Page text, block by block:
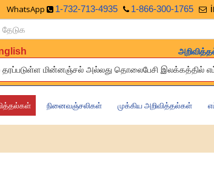
WhatsApp 1-732-713-4935 1-866-300-1765
மின்னஞ்சல் அல்லது தொலைபேசி இலக்கத்தில்
living around the world free of charge. Please
நினைவஞ்சலிகள் முக்கிய அறிவித்தல்கள்